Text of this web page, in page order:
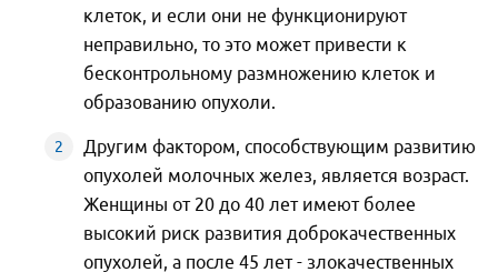
клеток, и если они не функционируют
неправильно, то это может привести к
бесконтрольному размножению клеток и
образованию опухоли.
Другим фактором, способствующим развитию
опухолей молочных желез, является возраст.
Женщины от 20 до 40 лет имеют более
высокий риск развития доброкачественных
опухолей, а после 45 лет - злокачественных